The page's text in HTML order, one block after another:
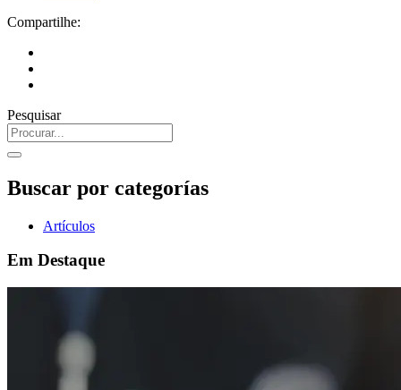
Compartilhe:
Pesquisar
Buscar por categorías
Artículos
Em Destaque